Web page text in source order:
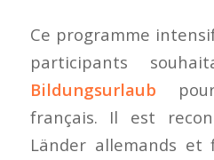
Ce programme
participants
Bildungsurlaub
français. Il est
Länder allemands et